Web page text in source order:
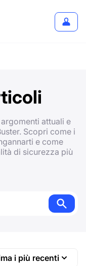
attuali e
Scopri come i
e come
di sicurezza più
i più recenti